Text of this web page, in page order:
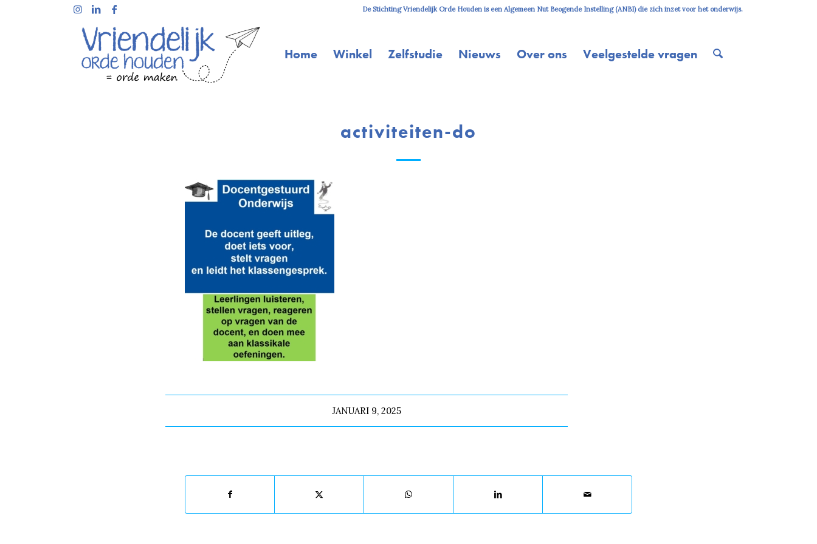
De Stichting Vriendelijk Orde Houden is een Algemeen Nut Beogende Instelling (ANBI) die zich inzet voor het onderwijs.
Home Winkel Zelfstudie Nieuws Over ons Veelgestelde vragen
activiteiten-do
JANUARI 9, 2025